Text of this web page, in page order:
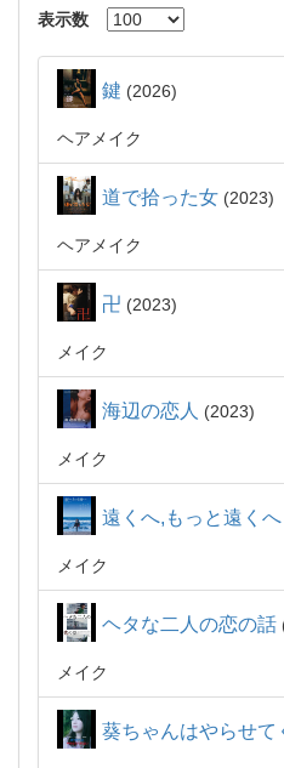
表示数
鍵 2026
ヘアメイク
道で拾った女 2023
ヘアメイク
卍 2023
メイク
海辺の恋人 2023
メイク
遠くへ,もっと遠くへ
メイク
ヘタな二人の恋の話
メイク
葵ちゃんはやらせて